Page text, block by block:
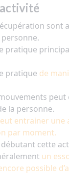
sont
pratique
pratique de
la personne.
entrainer une
par moment.
cette
un
possible